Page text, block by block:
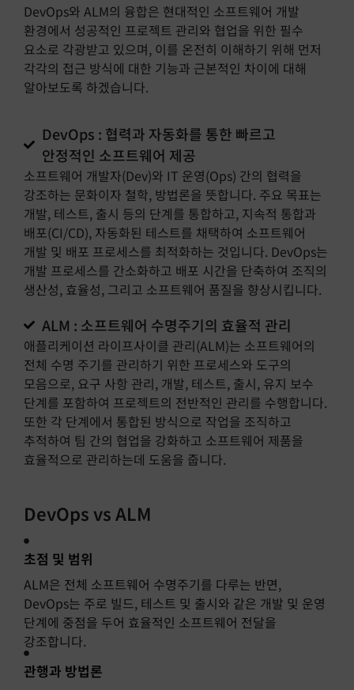
DevOps와 ALM의 융합은 현대적인 소프트웨어 개발
환경에서 성공적인 프로젝트 관리와 협업을 위한 필수
요소로 각광받고 있으며, 이를 온전히 이해하기 위해 먼저
각각의 접근 방식에 대한 기능과 근본적인 차이에 대해
알아보도록 하겠습니다.
DevOps : 협력과 자동화를 통한 빠르고
안정적인 소프트웨어 제공
소프트웨어 개발자(Dev)와 IT 운영(Ops) 간의 협력을
강조하는 문화이자 철학, 방법론을 뜻합니다. 주요 목표는
개발, 테스트, 출시 등의 단계를 통합하고, 지속적 통합과
배포(CI/CD), 자동화된 테스트를 채택하여 소프트웨어
개발 및 배포 프로세스를 최적화하는 것입니다. DevOps는
개발 프로세스를 간소화하고 배포 시간을 단축하여 조직의
생산성, 효율성, 그리고 소프트웨어 품질을 향상시킵니다.
ALM : 소프트웨어 수명주기의 효율적 관리
애플리케이션 라이프사이클 관리(ALM)는 소프트웨어의
전체 수명 주기를 관리하기 위한 프로세스와 도구의
모음으로, 요구 사항 관리, 개발, 테스트, 출시, 유지 보수
단계를 포함하여 프로젝트의 전반적인 관리를 수행합니다.
또한 각 단계에서 통합된 방식으로 작업을 조직하고
추적하여 팀 간의 협업을 강화하고 소프트웨어 제품을
효율적으로 관리하는데 도움을 줍니다.
DevOps vs ALM ​
초점 및 범위
ALM은 전체 소프트웨어 수명주기를 다루는 반면,
DevOps는 주로 빌드, 테스트 및 출시와 같은 개발 및 운영
단계에 중점을 두어 효율적인 소프트웨어 전달을
강조합니다.
관행과 방법론